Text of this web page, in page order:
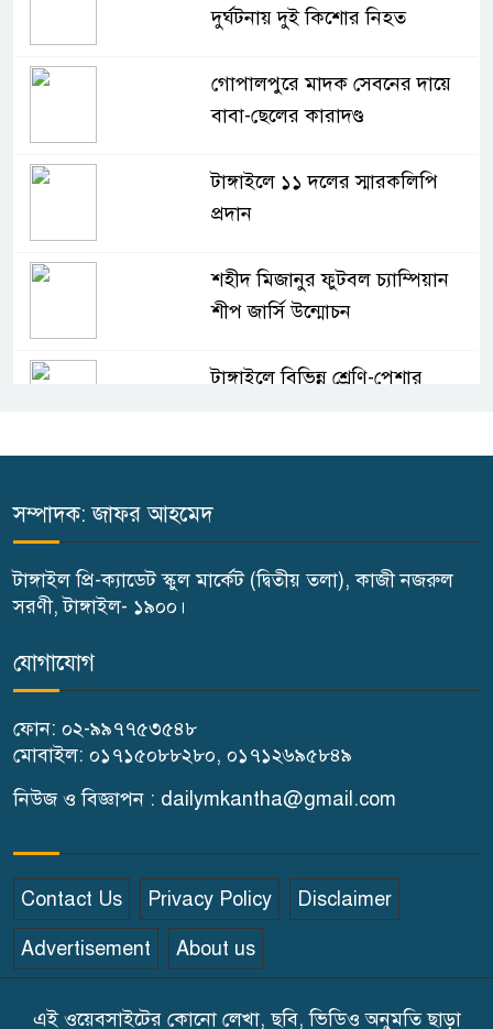
দুর্ঘটনায় দুই কিশোর নিহত
গোপালপুরে মাদক সেবনের দায়ে
বাবা-ছেলের কারাদণ্ড
টাঙ্গাইলে ১১ দলের স্মারকলিপি
প্রদান
শহীদ মিজানুর ফুটবল চ্যাম্পিয়ান
শীপ জার্সি উন্মোচন
টাঙ্গাইলে বিভিন্ন শ্রেণি-পেশার
করছে স্বৈরাচারের দোসররা-প্রতিমন্ত্রী
টুকু
টাঙ্গাইলে জুলাই অভ্যুত্থান দিবসে
৫দিন অনশনের পর বিয়ে,
মরদেহ উদ্ধার
বাসাইলে সুন্না আব্বাছিয়া উচ্চ
বিদ্যালয়ে জুলাই গণঅভ্যুত্থান দিবস
পালন
সম্পাদক: জাফর আহমেদ
টাঙ্গাইল প্রি-ক্যাডেট স্কুল মার্কেট (দ্বিতীয় তলা), কাজী নজরুল
সরণী, টাঙ্গাইল- ১৯০০।
যোগাযোগ
ফোন: ০২-৯৯৭৭৫৩৫৪৮
মোবাইল: ০১৭১৫০৮৮২৮০, ০১৭১২৬৯৫৮৪৯
নিউজ ও বিজ্ঞাপন : dailymkantha@gmail.com
Contact Us Privacy Policy Disclaimer
Advertisement About us
এই ওয়েবসাইটের কোনো লেখা, ছবি, ভিডিও অনুমতি ছাড়া